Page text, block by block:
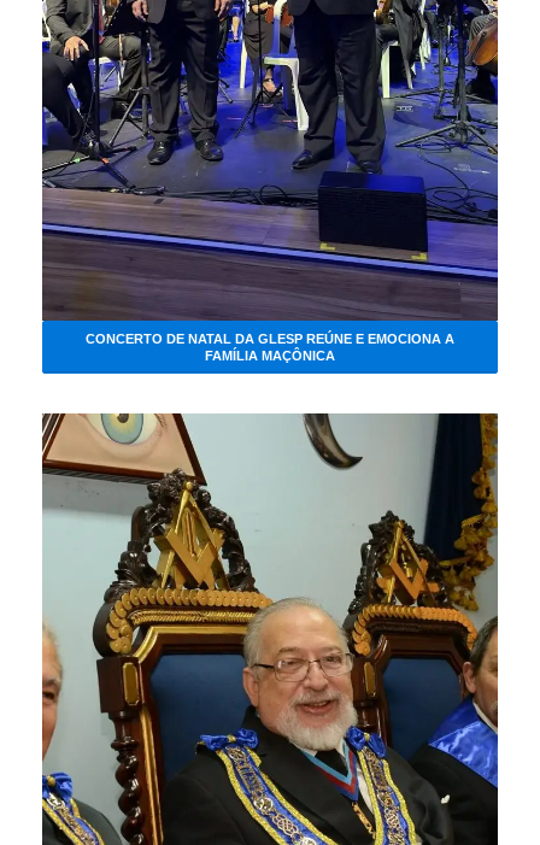
CONCERTO DE NATAL DA GLESP REÚNE E EMOCIONA A
FAMÍLIA MAÇÔNICA